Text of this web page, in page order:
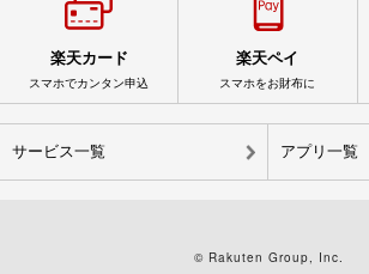
楽天カード
スマホでカンタン申込
楽天ペイ
スマホをお財布に
サービス一覧 アプリ一覧
© Rakuten Group, Inc.